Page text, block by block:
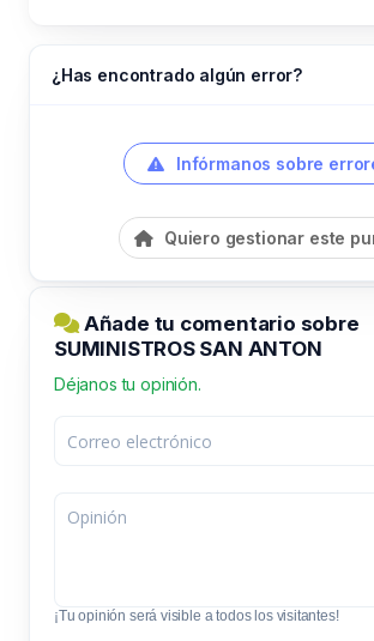
¿Has encontrado algún error?
Infórmanos sobre
Quiero gestionar este
Añade tu comentario sobre
SUMINISTROS SAN ANTON
Déjanos tu opinión.
¡Tu opinión será visible a todos los visitantes!